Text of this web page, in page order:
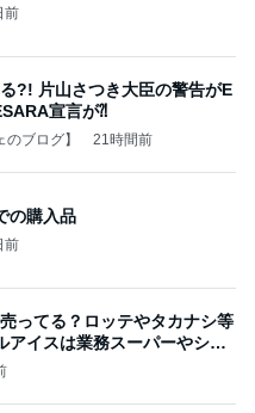
前
?! 片山さつき大臣の警告がE
宣言が⁈
ブログ】 21時間前
の購入品
前
ってる？ロッテやタカナシ等
アイスは業務スーパーやシャ